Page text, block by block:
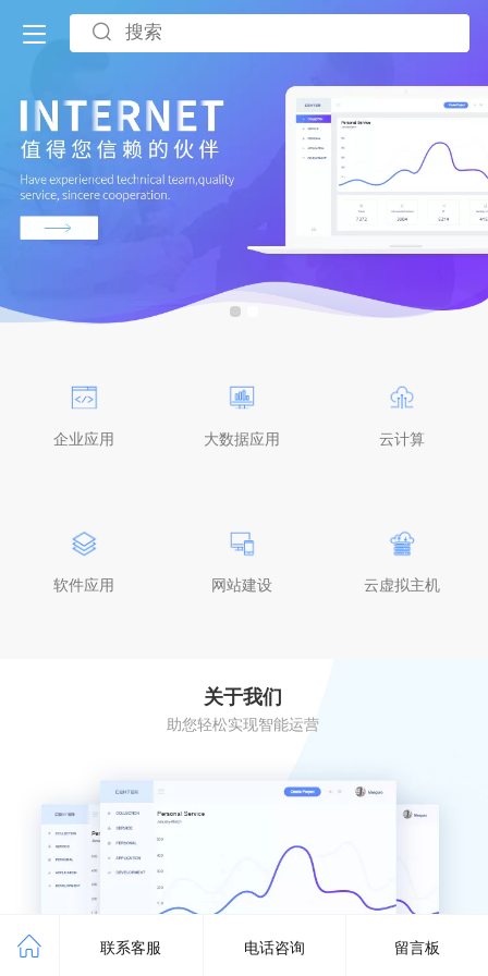
企业应用 大数据应用 云计算
软件应用 网站建设 云虚拟主机
关于我们
助您轻松实现智能运营
联系客服 电话咨询 留言板